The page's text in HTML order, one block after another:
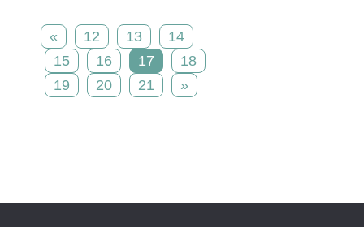
« 12 13
14
15
16 17
18
19
20 21 »